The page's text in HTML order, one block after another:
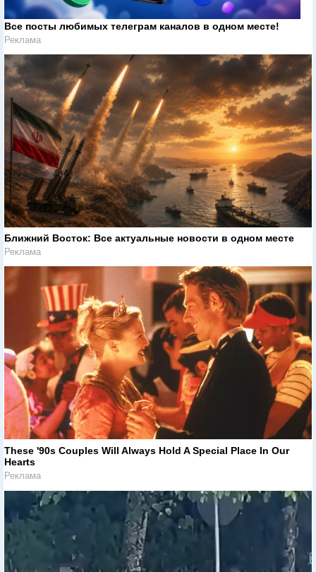
Все посты любимых телеграм каналов в одном месте!
Реклама
Ближний Восток: Все актуальные новости в одном месте
Реклама
These '90s Couples Will Always Hold A Special Place In Our
Hearts
Реклама